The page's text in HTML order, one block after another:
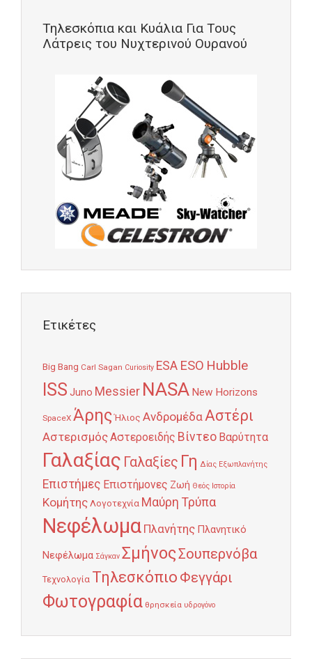
Τηλεσκόπια και Κυάλια Για Τους
Λάτρεις του Νυχτερινού Ουρανού
Ετικέτες
Big Bang Carl Sagan Curiosity ESA ESO Hubble
ISS Juno Messier NASA New Horizons
SpaceX Άρης Ήλιος ΑνδρομέδαΑστέρι
ΑστερισμόςΑστεροειδής Βίντεο Βαρύτητα
Γαλαξίας Γαλαξίες Γη Δίας Εξωπλανήτης
Επιστήμες Επιστήμονες Ζωή Θεός Ιστορία
Κομήτης Λογοτεχνία Μαύρη Τρύπα
Νεφέλωμα Πλανήτης Πλανητικό
Νεφέλωμα Σάγκαν ΣμήνοςΣουπερνόβα
Τεχνολογία Τηλεσκόπιο Φεγγάρι
Φωτογραφία θρησκεία υδρογόνο